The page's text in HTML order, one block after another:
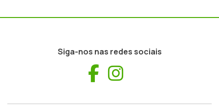
Siga-nos nas redes sociais
Facebook